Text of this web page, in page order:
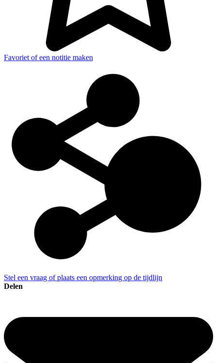
Favoriet of een notitie maken
Stel een vraag of plaats een opmerking op de tijdlijn
Delen